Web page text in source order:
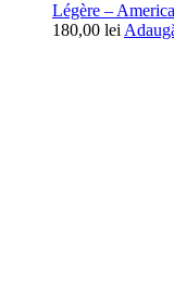
Légère –
180,00 lei